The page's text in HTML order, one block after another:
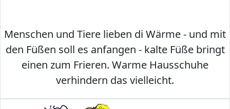
Menschen und Tiere lieben di Wärme - und mit
den Füßen soll es anfangen - kalte Füße bringt
einen zum Frieren. Warme Hausschuhe
verhindern das vielleicht.